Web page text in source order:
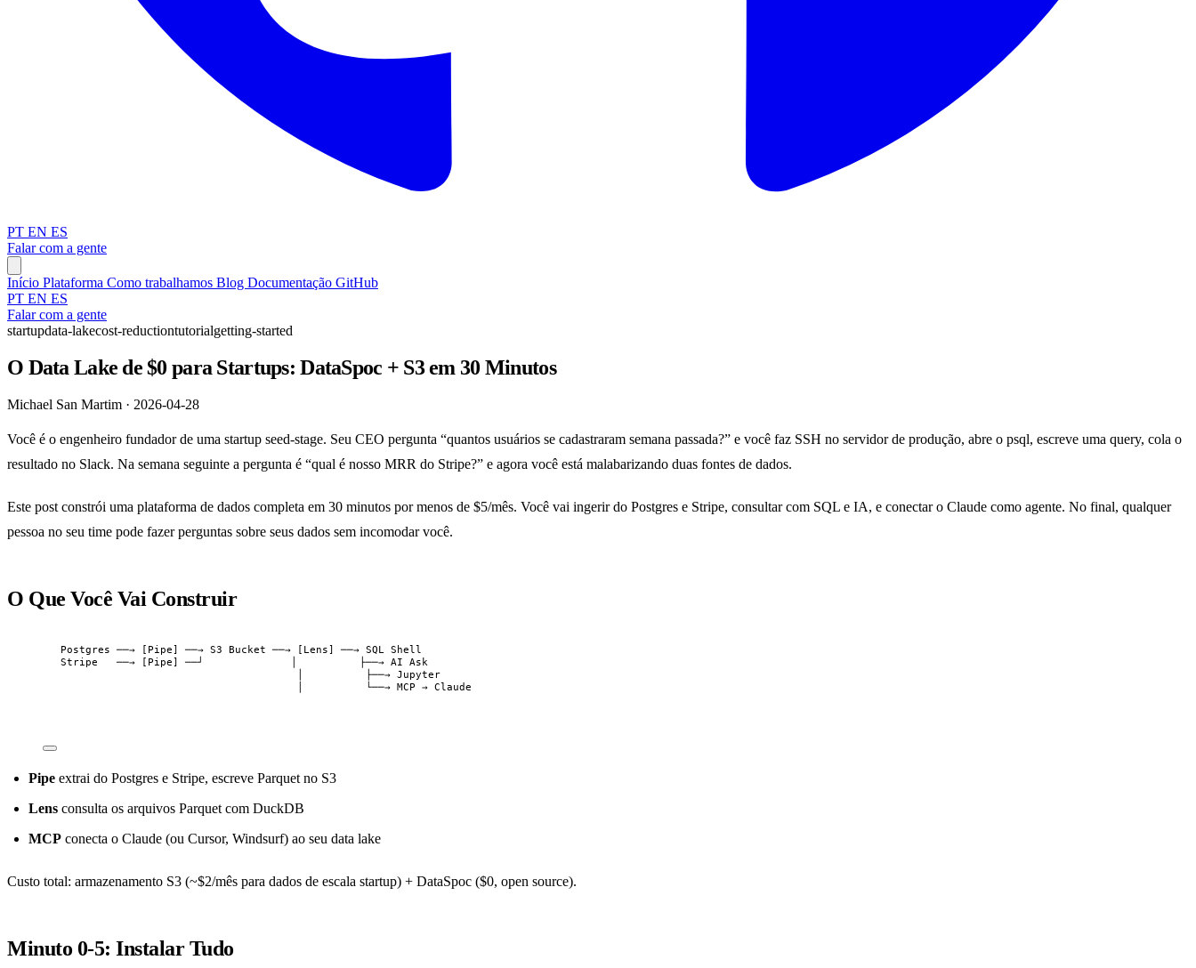
PT EN ES
Falar com a gente
Início Plataforma Como trabalhamos Blog Documentação GitHub
PT EN ES
Falar com a gente
startupdata-lakecost-reductiontutorialgetting-started
O Data Lake de $0 para Startups: DataSpoc + S3 em 30 Minutos
Michael San Martim · 2026-04-28
Você é o engenheiro fundador de uma startup seed-stage. Seu CEO pergunta “quantos usuários se cadastraram semana passada?” e você faz SSH no servidor de produção, abre o psql, escreve uma query, cola o
resultado no Slack. Na semana seguinte a pergunta é “qual é nosso MRR do Stripe?” e agora você está malabarizando duas fontes de dados.
Este post constrói uma plataforma de dados completa em 30 minutos por menos de $5/mês. Você vai ingerir do Postgres e Stripe, consultar com SQL e IA, e conectar o Claude como agente. No final, qualquer
pessoa no seu time pode fazer perguntas sobre seus dados sem incomodar você.
O Que Você Vai Construir
Postgres ──→ [Pipe] ──→ S3 Bucket ──→ [Lens] ──→ SQL Shell
Stripe   ──→ [Pipe] ──┘              │          ├──→ AI Ask
│          ├──→ Jupyter
│          └──→ MCP → Claude
Pipe extrai do Postgres e Stripe, escreve Parquet no S3
Lens consulta os arquivos Parquet com DuckDB
MCP conecta o Claude (ou Cursor, Windsurf) ao seu data lake
Custo total: armazenamento S3 (~$2/mês para dados de escala startup) + DataSpoc ($0, open source).
Minuto 0-5: Instalar Tudo